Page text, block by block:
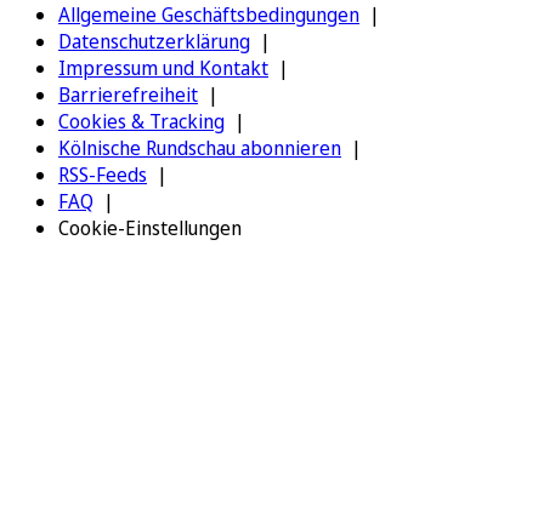
Allgemeine Geschäftsbedingungen
Datenschutzerklärung
Impressum und Kontakt
Barrierefreiheit
Cookies & Tracking
Kölnische Rundschau abonnieren
RSS-Feeds
FAQ
Cookie-Einstellungen